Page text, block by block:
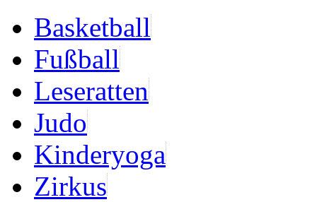
Basketball
Fußball
Leseratten
Judo
Kinderyoga
Zirkus